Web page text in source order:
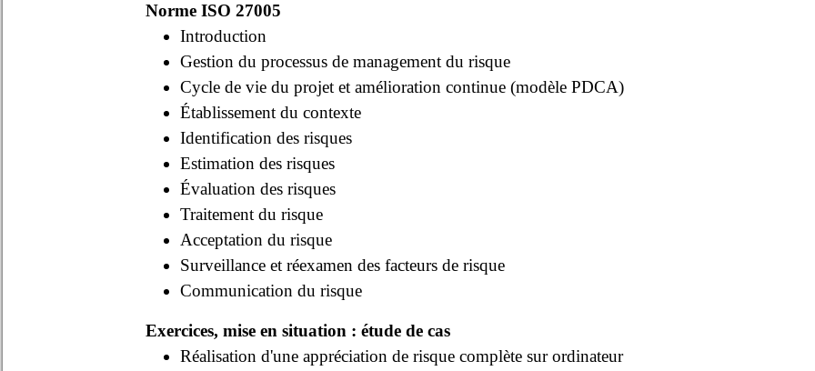
Norme ISO 27005
Introduction
Gestion du processus de management du risque
Cycle de vie du projet et amélioration continue (modèle PDCA)
Établissement du contexte
Identification des risques
Estimation des risques
Évaluation des risques
Traitement du risque
Acceptation du risque
Surveillance et réexamen des facteurs de risque
Communication du risque
Exercices, mise en situation : étude de cas
Réalisation d'une appréciation de risque complète sur ordinateur